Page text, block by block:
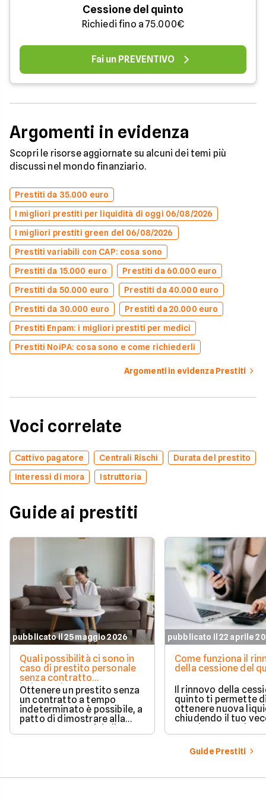
Cessione del quinto
Richiedi fino a 75.000€
Fai un PREVENTIVO
Argomenti in evidenza
Scopri le risorse aggiornate su alcuni dei temi più
discussi nel mondo finanziario.
Prestiti da 35.000 euro
I migliori prestiti per liquidità di oggi 06/08/2026
I migliori prestiti green del 06/08/2026
Prestiti variabili con CAP: cosa sono
Prestiti da 15.000 euro
Prestiti da 60.000 euro
Prestiti da 50.000 euro
Prestiti da 40.000 euro
Prestiti da 30.000 euro
Prestiti da 20.000 euro
Prestiti Enpam: i migliori prestiti per medici
Prestiti NoiPA: cosa sono e come richiederli
Argomenti in evidenza Prestiti
Voci correlate
Cattivo pagatore Centrali Rischi
Durata del prestito
Interessi di mora
Istruttoria
Guide ai prestiti
pubblicato il 25 maggio 2026
Quali possibilità ci sono in
caso di prestito personale
senza contratto
indeterminato
Ottenere un prestito senza
un contratto a tempo
indeterminato è possibile, a
patto di dimostrare alla
banca una capacità di
rimborso solida e costante.
quali strategie puoi
pubblicato il 22 aprile
Come funziona il
della cessione del
Il rinnovo della
quinto ti permette
ottenere nuova
chiudendo il tuo
prestito per aprirne
vantaggioso.
Guide Prestiti